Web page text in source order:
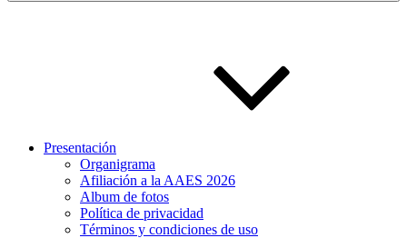
Presentación
Organigrama
Afiliación a la AAES 2026
Album de fotos
Política de privacidad
Términos y condiciones de uso